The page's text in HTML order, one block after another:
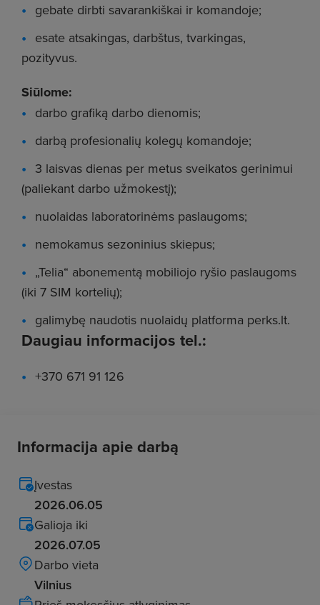
gebate dirbti savarankiškai ir komandoje;
esate atsakingas, darbštus, tvarkingas,
pozityvus.
Siūlome:
darbo grafiką darbo dienomis;
darbą profesionalių kolegų komandoje;
3 laisvas dienas per metus sveikatos gerinimui
(paliekant darbo užmokestį);
nuolaidas laboratorinėms paslaugoms;
nemokamus sezoninius skiepus;
„Telia“ abonementą mobiliojo ryšio paslaugoms
(iki 7 SIM kortelių);
galimybę naudotis nuolaidų platforma perks.lt.
Daugiau informacijos tel.:
+370 671 91 126
Informacija apie darbą
Įvestas
2026.06.05
Galioja iki
2026.07.05
Darbo vieta
Vilnius